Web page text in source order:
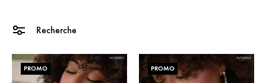
Recherche
PROMO PROMO